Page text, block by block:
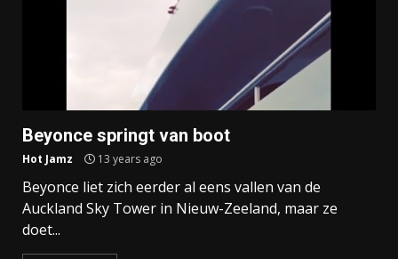
Beyonce springt van boot
Hot Jamz 13 years ago
Beyonce liet zich eerder al eens vallen van de
Auckland Sky Tower in Nieuw-Zeeland, maar ze
doet...